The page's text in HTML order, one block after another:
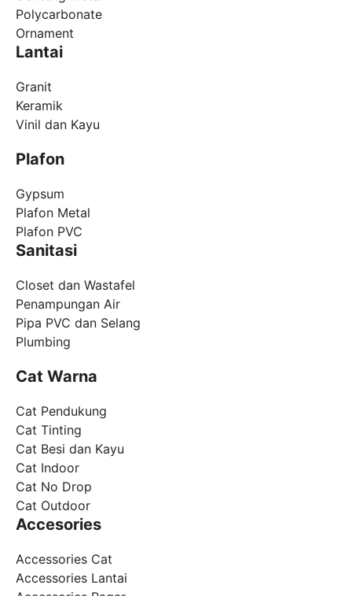
Polycarbonate
Ornament
Lantai
Granit
Keramik
Vinil dan Kayu
Plafon
Gypsum
Plafon Metal
Plafon PVC
Sanitasi
Closet dan Wastafel
Penampungan Air
Pipa PVC dan Selang
Plumbing
Cat Warna
Cat Pendukung
Cat Tinting
Cat Besi dan Kayu
Cat Indoor
Cat No Drop
Cat Outdoor
Accesories
Accessories Cat
Accessories Lantai